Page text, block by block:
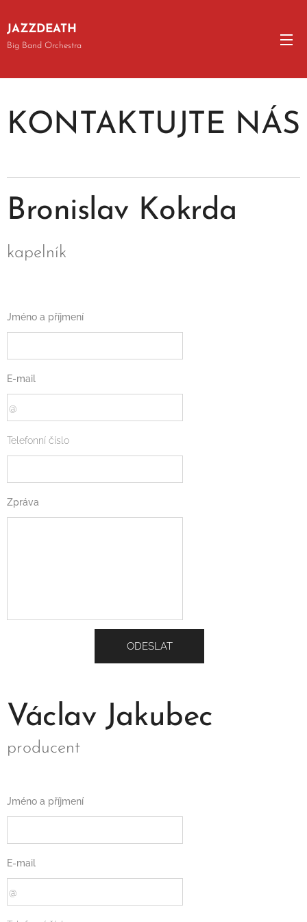
JAZZDEATH
Big Band Orchestra
KONTAKTUJTE NÁS
Bronislav Kokrda
kapelník
Jméno a příjmení
E-mail
Telefonní číslo
Zpráva
ODESLAT
Václav Jakubec
producent
Jméno a příjmení
E-mail